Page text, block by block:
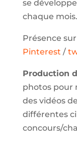
se
chaque mois.
Présence sur
Pinterest /
Production
photos pour
des vidéos
différentes
concours/